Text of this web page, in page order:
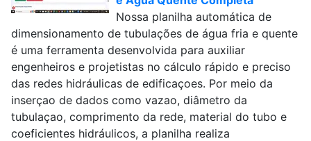
Nossa planilha automática de
dimensionamento de tubulações de água fria e quente
é uma ferramenta desenvolvida para auxiliar
engenheiros e projetistas no cálculo rápido e preciso
das redes hidráulicas de edificaçoes. Por meio da
inserçao de dados como vazao, diâmetro da
tubulaçao, comprimento da rede, material do tubo e
coeficientes hidráulicos, a planilha realiza